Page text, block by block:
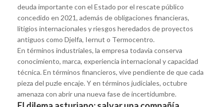
deuda importante con el Estado por el rescate público
concedido en 2021, además de obligaciones financieras,
litigios internacionales y riesgos heredados de proyectos
antiguos como Djelfa, Iernut o Termocentro.
En términos industriales, la empresa todavía conserva
conocimiento, marca, experiencia internacional y capacidad
técnica. En términos financieros, vive pendiente de que cada
pieza del puzle encaje. Y en términos judiciales, octubre
amenaza con abrir una nueva fase de incertidumbre.